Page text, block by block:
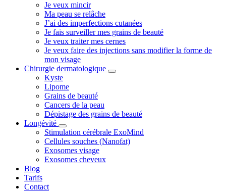
Je veux mincir
Ma peau se relâche
J’ai des imperfections cutanées
Je fais surveiller mes grains de beauté
Je veux traiter mes cernes
Je veux faire des injections sans modifier la forme de
mon visage
Chirurgie dermatologique
Kyste
Lipome
Grains de beauté
Cancers de la peau
Dépistage des grains de beauté
Longévité
Stimulation cérébrale ExoMind
Cellules souches (Nanofat)
Exosomes visage
Exosomes cheveux
Blog
Tarifs
Contact